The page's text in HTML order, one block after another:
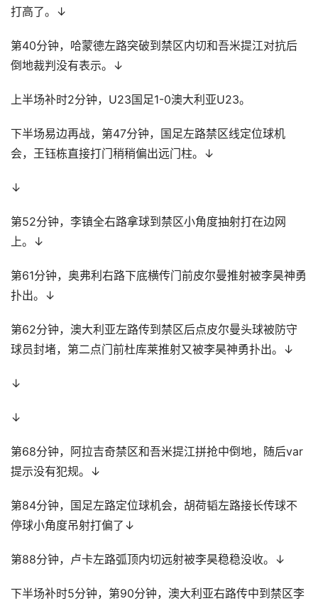
打高了。↓
第40分钟，哈蒙德左路突破到禁区内切和吾米提江对抗后
倒地裁判没有表示。↓
上半场补时2分钟，U23国足1-0澳大利亚U23。
下半场易边再战，第47分钟，国足左路禁区线定位球机
会，王钰栋直接打门稍稍偏出远门柱。↓
↓
第52分钟，李镇全右路拿球到禁区小角度抽射打在边网
上。↓
第61分钟，奥弗利右路下底横传门前皮尔曼推射被李昊神勇
扑出。↓
第62分钟，澳大利亚左路传到禁区后点皮尔曼头球被防守
球员封堵，第二点门前杜库莱推射又被李昊神勇扑出。↓
↓
↓
第68分钟，阿拉吉奇禁区和吾米提江拼抢中倒地，随后var
提示没有犯规。↓
第84分钟，国足左路定位球机会，胡荷韬左路接长传球不
停球小角度吊射打偏了↓
第88分钟，卢卡左路弧顶内切远射被李昊稳稳没收。↓
下半场补时5分钟，第90分钟，澳大利亚右路传中到禁区李